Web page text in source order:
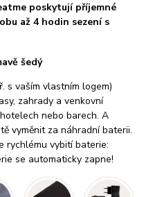
poskytují příjemné
až 4 hodin sezení s
s vaším vlastním logem)
zahrady a venkovní
nebo barech. A
vyměnit za náhradní baterii.
rychlému vybití baterie:
se automaticky zapne!